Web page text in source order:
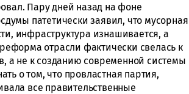
Пару дней назад на фоне
патетически заявил, что мусорная
инфраструктура изнашивается, а
отрасли фактически свелась к
а не к созданию современной системы
о том, что провластная партия,
все правительственные